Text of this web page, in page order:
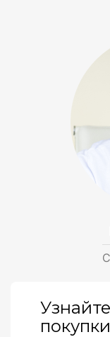
покупки